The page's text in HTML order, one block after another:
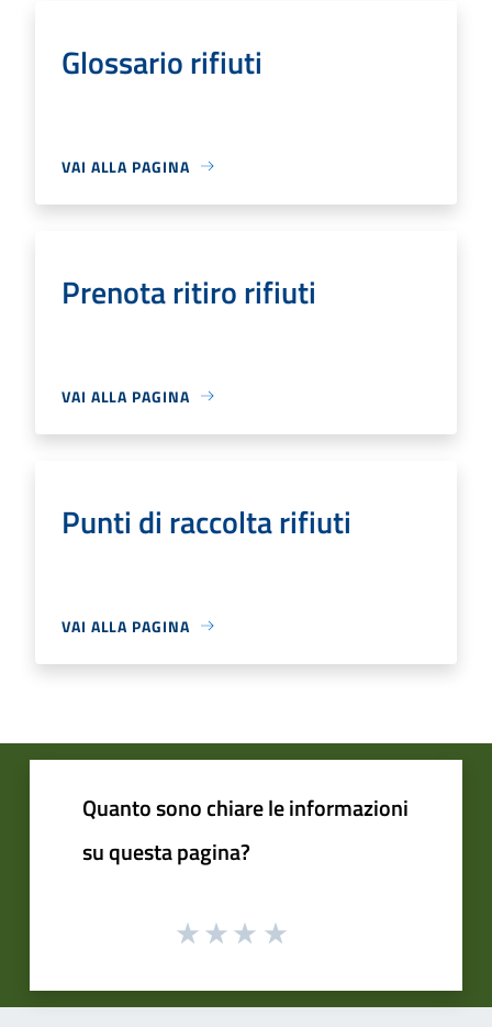
Glossario rifiuti
VAI ALLA PAGINA
Prenota ritiro rifiuti
VAI ALLA PAGINA
Punti di raccolta rifiuti
VAI ALLA PAGINA
Quanto sono chiare le informazioni
su questa pagina?